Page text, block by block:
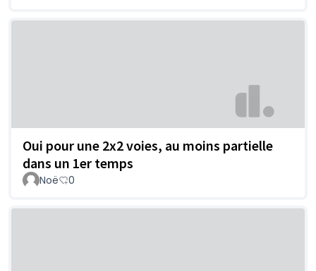
Oui pour une 2x2 voies, au moins partielle
dans un 1er temps
Noë 0